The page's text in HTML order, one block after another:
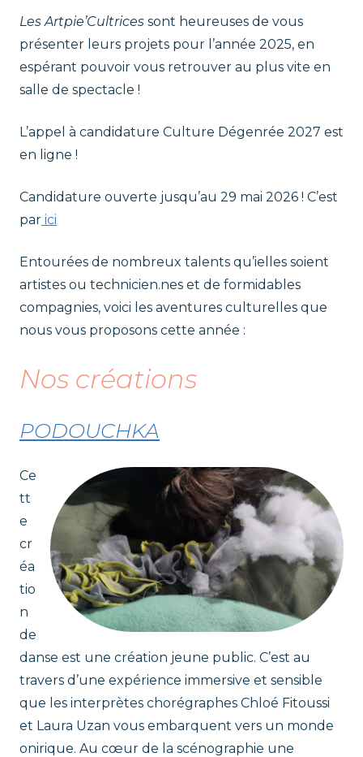
r
t
p
i
'
C
u
l
t
r
i
c
e
s
t
a
n
Les Artpie’Cultrices sont heureuses de vous
présenter leurs projets pour l’année 2025, en
espérant pouvoir vous retrouver au plus vite en
salle de spectacle !
L’appel à candidature Culture Dégenrée 2027 est
en ligne !
Candidature ouverte jusqu’au 29 mai 2026 ! C’est
par ici
Entourées de nombreux talents qu’ielles soient
artistes ou technicien.nes et de formidables
compagnies, voici les aventures culturelles que
nous vous proposons cette année :
Nos créations
PODOUCHKA
Ce
tt
e
cr
éa
tio
n
de
danse est une création jeune public. C’est au
travers d’une expérience immersive et sensible
que les interprètes chorégraphes Chloé Fitoussi
et Laura Uzan vous embarquent vers un monde
onirique. Au cœur de la scénographie une